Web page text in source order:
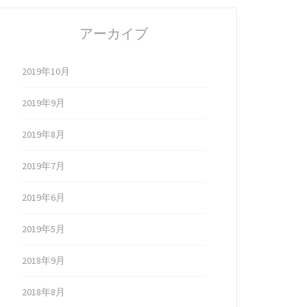
アーカイブ
2019年10月
2019年9月
2019年8月
2019年7月
2019年6月
2019年5月
2018年9月
2018年8月